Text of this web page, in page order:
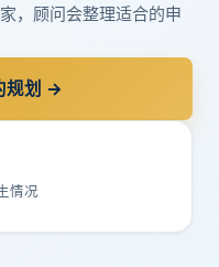
，顾问会整理适合的申
规划 →
情况